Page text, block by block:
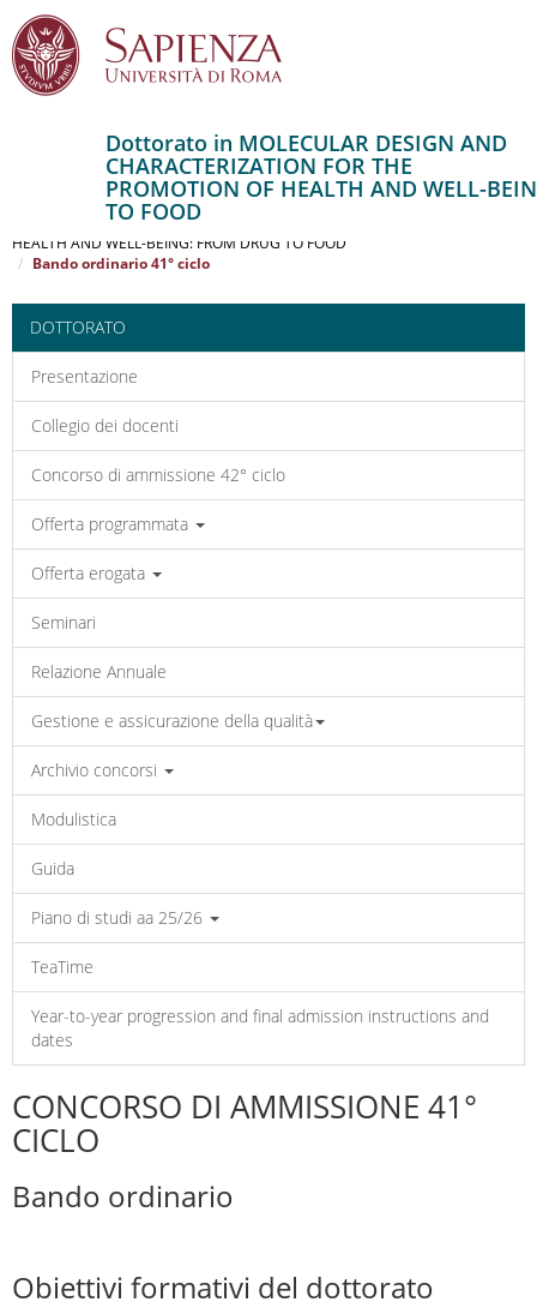
principale
Dottorato in MOLECULAR DESIGN AND
CHARACTERIZATION FOR THE
PROMOTION OF HEALTH AND WELL-
TO FOOD
MOLECULAR DESIGN AND CHARACTERIZATION FOR THE PROMOTION OF
HEALTH AND WELL-BEING: FROM DRUG TO FOOD
Bando ordinario 41° ciclo
DOTTORATO
Presentazione
Collegio dei docenti
Concorso di ammissione 42° ciclo
Offerta programmata
Offerta erogata
Seminari
Relazione Annuale
Gestione e assicurazione della qualità
Archivio concorsi
Modulistica
Guida
Piano di studi aa 25/26
TeaTime
Year-to-year progression and final admission instructions and
dates
CONCORSO DI AMMISSIONE 41°
CICLO
Bando ordinario
Obiettivi formativi del dottorato